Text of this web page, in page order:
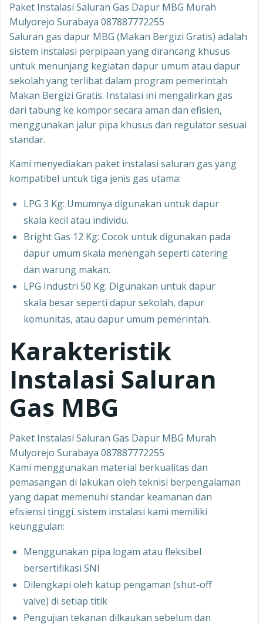
Paket Instalasi Saluran Gas Dapur MBG Murah
Mulyorejo Surabaya 087887772255
Saluran gas dapur MBG (Makan Bergizi Gratis) adalah
sistem instalasi perpipaan yang dirancang khusus
untuk menunjang kegiatan dapur umum atau dapur
sekolah yang terlibat dalam program pemerintah
Makan Bergizi Gratis. Instalasi ini mengalirkan gas
dari tabung ke kompor secara aman dan efisien,
menggunakan jalur pipa khusus dan regulator sesuai
standar.
Kami menyediakan paket instalasi saluran gas yang
kompatibel untuk tiga jenis gas utama:
LPG 3 Kg: Umumnya digunakan untuk dapur
skala kecil atau individu.
Bright Gas 12 Kg: Cocok untuk digunakan pada
dapur umum skala menengah seperti catering
dan warung makan.
LPG Industri 50 Kg: Digunakan untuk dapur
skala besar seperti dapur sekolah, dapur
komunitas, atau dapur umum pemerintah.
Karakteristik
Instalasi Saluran
Gas MBG
Paket Instalasi Saluran Gas Dapur MBG Murah
Mulyorejo Surabaya 087887772255
Kami menggunakan material berkualitas dan
pemasangan di lakukan oleh teknisi berpengalaman
yang dapat memenuhi standar keamanan dan
efisiensi tinggi. sistem instalasi kami memiliki
keunggulan:
Menggunakan pipa logam atau fleksibel
bersertifikasi SNI
Dilengkapi oleh katup pengaman (shut-off
valve) di setiap titik
Pengujian tekanan dilkaukan sebelum dan